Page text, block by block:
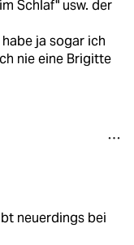
Schlaf" usw. der
ja sogar ich
nie eine Brigitte
neuerdings bei